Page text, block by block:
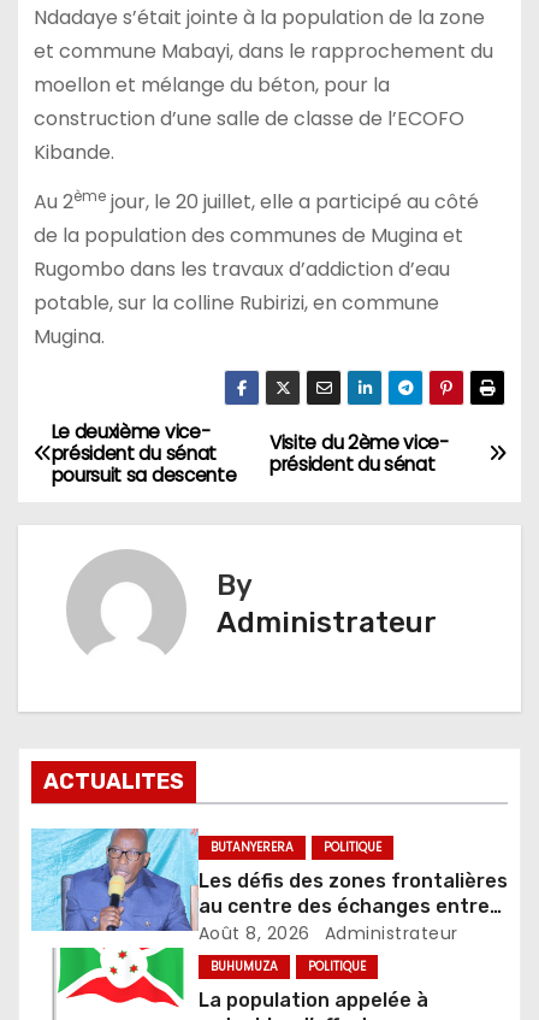
Ndadaye s’était jointe à la population de la zone
et commune Mabayi, dans le rapprochement du
moellon et mélange du béton, pour la
construction d’une salle de classe de l’ECOFO
Kibande.
Au 2èmejour, le 20 juillet, elle a participé au côté
de la population des communes de Mugina et
Rugombo dans les travaux d’addiction d’eau
potable, sur la colline Rubirizi, en commune
Mugina.
Navigation
de
l’article
Visite du 2ème vice-
président du sénat
Le deuxième vice-
président du sénat
poursuit sa descente
By
Administrateur
ACTUALITES
BUTANYERERA POLITIQUE
Les défis des zones frontalières
au centre des échanges entre
le gouverneur et les autorités
locales
Août 8, 2026 Administrateur
BUHUMUZA POLITIQUE
La population appelée à